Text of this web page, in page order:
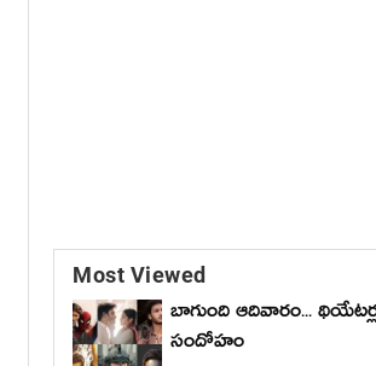
Most Viewed
బాగుంది ఆదివారం...
సందోహం